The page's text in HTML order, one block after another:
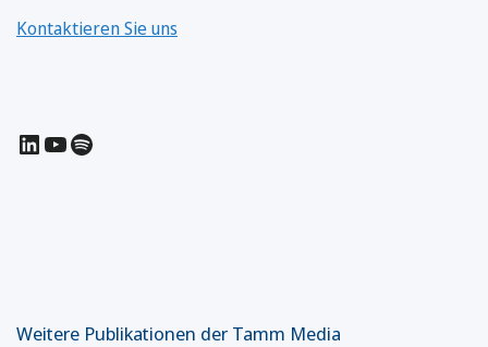
Kontaktieren Sie uns
LinkedIn
YouTube
Spotify
Weitere Publikationen der Tamm Media